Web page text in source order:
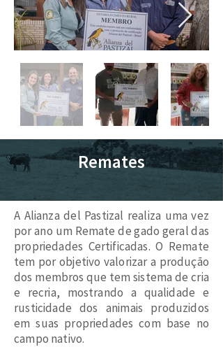
Remates
A Alianza del Pastizal realiza uma vez
por ano um Remate de gado geral das
propriedades Certificadas. O Remate
tem por objetivo valorizar a produção
dos membros que tem sistema de cria
e recria, mostrando a qualidade e
rusticidade dos animais produzidos
em suas propriedades com base no
campo nativo.